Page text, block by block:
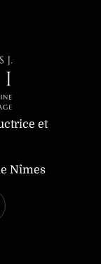
et
Nîmes